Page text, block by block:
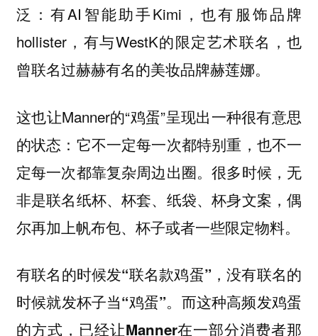
泛：有AI智能助手Kimi，也有服饰品牌
hollister，有与WestK的限定艺术联名，也
曾联名过赫赫有名的美妆品牌赫莲娜。
这也让Manner的“鸡蛋”呈现出一种很有意思
的状态：它不一定每一次都特别重，也不一
定每一次都靠复杂周边出圈。很多时候，无
非是联名纸杯、杯套、纸袋、杯身文案，偶
尔再加上帆布包、杯子或者一些限定物料。
有联名的时候发“联名款鸡蛋”，没有联名的
时候就发杯子当“鸡蛋”。而这种高频发鸡蛋
的方式，已经让Manner在一部分消费者那